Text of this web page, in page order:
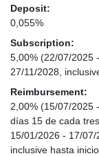
Deposit:
0,055%
Subscription:
5,00% (22/07/2025
27/11/2028,
Reimbursement:
2,00% (15/07/2025
días 15 de cada
15/01/2026 - 17/07/
inclusive hasta